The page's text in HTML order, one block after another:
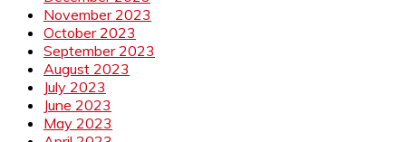
November 2023
October 2023
September 2023
August 2023
July 2023
June 2023
May 2023